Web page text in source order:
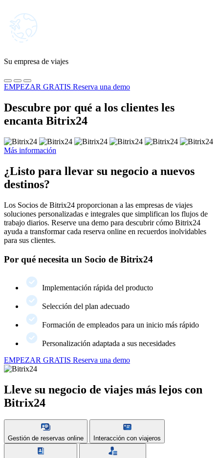
Su empresa de viajes
EMPEZAR GRATIS Reserva una demo
Descubre por qué a los clientes les
encanta Bitrix24
Más información
¿Listo para llevar su negocio a nuevos
destinos?
Los Socios de Bitrix24 proporcionan a las empresas de viajes
soluciones personalizadas e integrales que simplifican los flujos de
trabajo diarios. Reserve una demo para descubrir cómo Bitrix24
ayuda a transformar cada reserva online en recuerdos inolvidables
para sus clientes.
Por qué necesita un Socio de Bitrix24
Implementación rápida del producto
Selección del plan adecuado
Formación de empleados para un inicio más rápido
Personalización adaptada a sus necesidades
EMPEZAR GRATIS Reserva una demo
Lleve su negocio de viajes más lejos con
Bitrix24
Gestión de reservas online Interacción con viajeros